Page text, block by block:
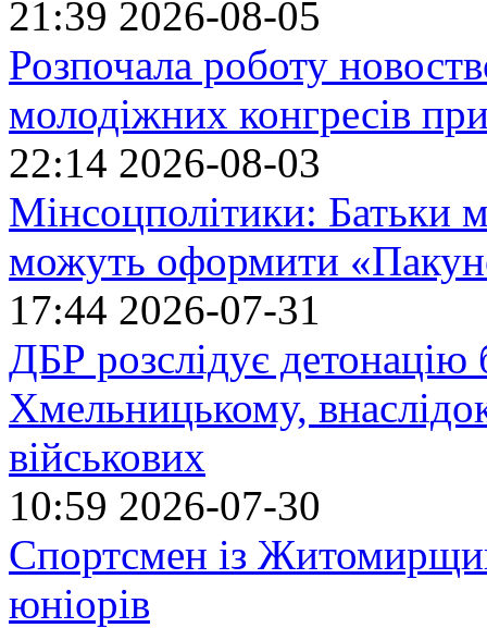
21:39 2026-08-05
Розпочала роботу
молодіжних конгресів
22:14 2026-08-03
Мінсоцполітики: Батьки
можуть оформити
17:44 2026-07-31
ДБР розслідує детонацію
Хмельницькому,
військових
10:59 2026-07-30
Спортсмен із
юніорів